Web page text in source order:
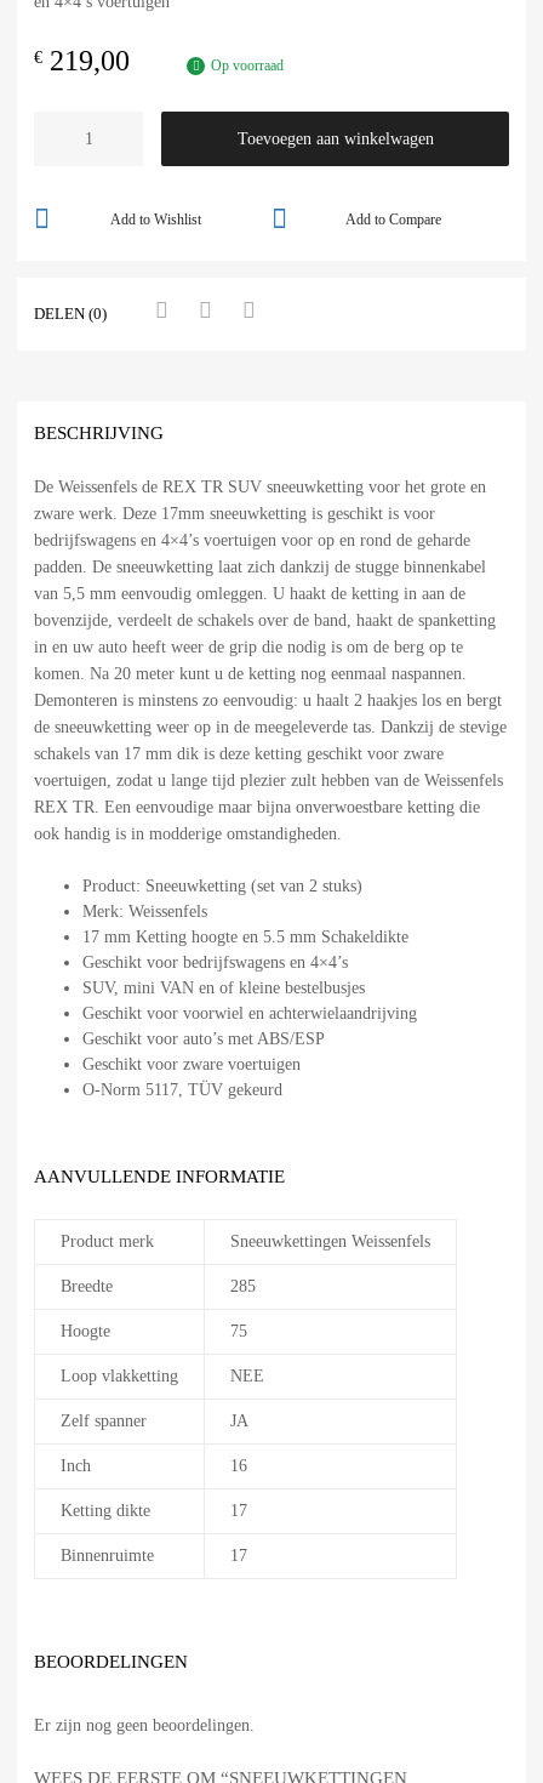
€ 219,00 Op voorraad
Toevoegen aan winkelwagen
Add to Compare
Add to Wishlist
DELEN (0)
BESCHRIJVING
De Weissenfels de REX TR SUV sneeuwketting voor het grote en
zware werk. Deze 17mm sneeuwketting is geschikt is voor
bedrijfswagens en 4×4’s voertuigen voor op en rond de geharde
padden. De sneeuwketting laat zich dankzij de stugge binnenkabel
van 5,5 mm eenvoudig omleggen. U haakt de ketting in aan de
bovenzijde, verdeelt de schakels over de band, haakt de spanketting
in en uw auto heeft weer de grip die nodig is om de berg op te
komen. Na 20 meter kunt u de ketting nog eenmaal naspannen.
Demonteren is minstens zo eenvoudig: u haalt 2 haakjes los en bergt
de sneeuwketting weer op in de meegeleverde tas. Dankzij de stevige
schakels van 17 mm dik is deze ketting geschikt voor zware
voertuigen, zodat u lange tijd plezier zult hebben van de Weissenfels
REX TR. Een eenvoudige maar bijna onverwoestbare ketting die
ook handig is in modderige omstandigheden.
Product: Sneeuwketting (set van 2 stuks)
Merk: Weissenfels
17 mm Ketting hoogte en 5.5 mm Schakeldikte
Geschikt voor bedrijfswagens en 4×4’s
SUV, mini VAN en of kleine bestelbusjes
Geschikt voor voorwiel en achterwielaandrijving
Geschikt voor auto’s met ABS/ESP
Geschikt voor zware voertuigen
O-Norm 5117, TÜV gekeurd
AANVULLENDE INFORMATIE
Product merk Sneeuwkettingen Weissenfels
Breedte 285
Hoogte 75
Loop vlakketting NEE
Zelf spanner JA
Inch 16
Ketting dikte 17
Binnenruimte 17
BEOORDELINGEN
Er zijn nog geen beoordelingen.
WEES DE EERSTE OM “SNEEUWKETTINGEN